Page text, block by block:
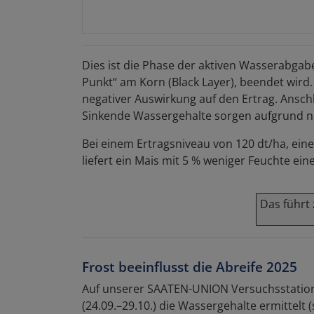
Dies ist die Phase der aktiven
Punkt“ am Korn (Black Layer), beendet
negativer Auswirkung auf den Ertrag.
Sinkende Wassergehalte sorgen aufgrund
Bei einem Ertragsniveau von 120 dt/ha,
liefert ein Mais mit 5 % weniger Feuchte
Das führt
Frost beeinflusst die Abreife 2025
Auf unserer SAATEN-UNION
(24.09.–29.10.) die Wassergehalte ermittelt